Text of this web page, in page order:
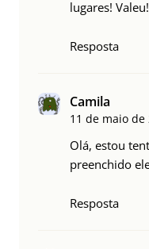
lugares! Valeu!
Resposta
Camila
11 de maio de
Olá, estou
preenchido
Resposta